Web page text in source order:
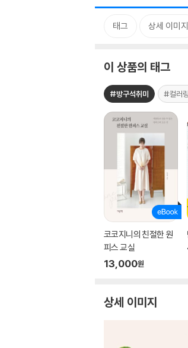
태그 상세 이미지
이 상품의 태그
#방구석취미 #컬러
코코지니의 친절한 원
피스 교실
13,000원
상세 이미지